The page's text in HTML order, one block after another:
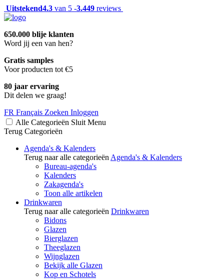
Uitstekend4.3 van 5 -3.449 reviews
650.000 blije klanten
Word jij een van hen?
Gratis samples
Voor producten tot €5
80 jaar ervaring
Dit delen we graag!
FR Français Zoeken Inloggen
Alle Categorieën Sluit Menu
Terug Categorieën
Agenda's & Kalenders
Terug naar alle categorieën Agenda's & Kalenders
Bureau-agenda's
Kalenders
Zakagenda's
Toon alle artikelen
Drinkwaren
Terug naar alle categorieën Drinkwaren
Bidons
Glazen
Bierglazen
Theeglazen
Wijnglazen
Bekijk alle Glazen
Kop en Schotels